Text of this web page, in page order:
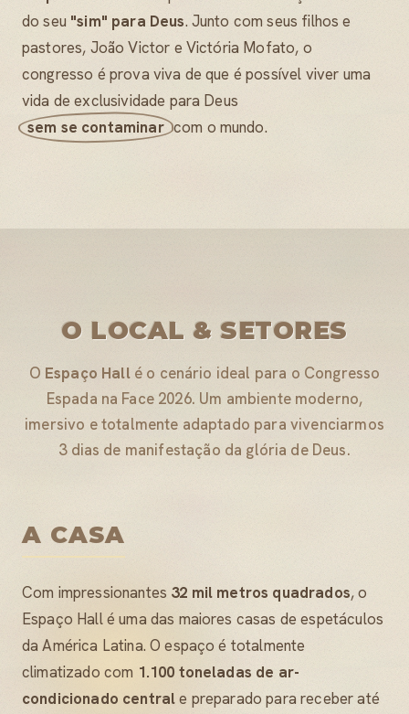
do seu "sim" para Deus. Junto com seus filhos e
pastores, João Victor e Victória Mofato, o
congresso é prova viva de que é possível viver uma
vida de exclusividade para Deus
sem se contaminar com o mundo.
O LOCAL & SETORES
O Espaço Hallé o cenário ideal para o Congresso
Espada na Face 2026. Um ambiente moderno,
imersivo e totalmente adaptado para vivenciarmos
3 dias de manifestação da glória de Deus.
A CASA
Com impressionantes 32 mil metros quadrados, o
Espaço Hall é uma das maiores casas de espetáculos
da América Latina. O espaço é totalmente
climatizado com 1.100 toneladas de ar-
condicionado centrale preparado para receber até